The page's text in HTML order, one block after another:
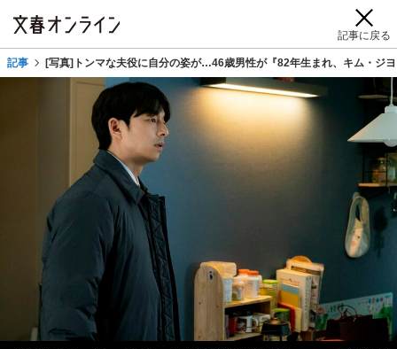
記事に戻る
記事 [写真]トンマな夫役に自分の姿が…46歳男性が『82年生まれ、キム・ジ